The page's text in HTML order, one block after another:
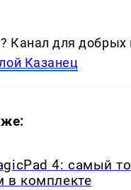
Канал для добрых
Казанец
4: самый
в комплекте